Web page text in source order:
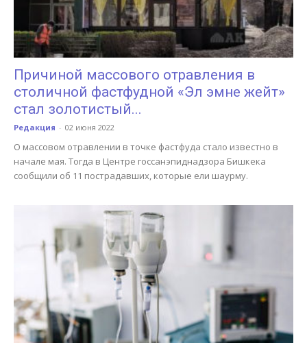
Причиной массового отравления в
столичной фастфудной «Эл эмне жейт»
стал золотистый...
Редакция - 02 июня 2022
О массовом отравлении в точке фастфуда стало известно в
начале мая. Тогда в Центре госсанэпиднадзора Бишкека
сообщили об 11 пострадавших, которые ели шаурму.